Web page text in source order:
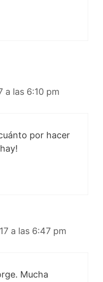
a las 6:10 pm
por hacer
a las 6:47 pm
Mucha